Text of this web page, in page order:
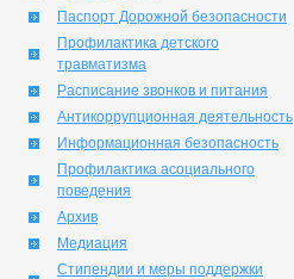
Паспорт Дорожной безопасности
Профилактика детского
травматизма
Расписание звонков и питания
Антикоррупционная деятельность
Информационная безопасность
Профилактика асоциального
поведения
Архив
Медиация
Стипендии и меры поддержки